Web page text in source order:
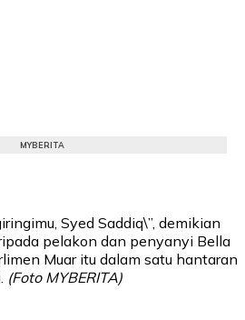
MYBERITA
Syed Saddiq\”, demikian
pelakon dan penyanyi Bella
Muar itu dalam satu hantaran
(Foto MYBERITA)